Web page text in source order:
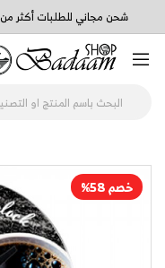
شحن مجاني للطلبات أكثر من 402 ريال - لا يشمل تابي وتمارا تطبق الشروط
خصم 58%